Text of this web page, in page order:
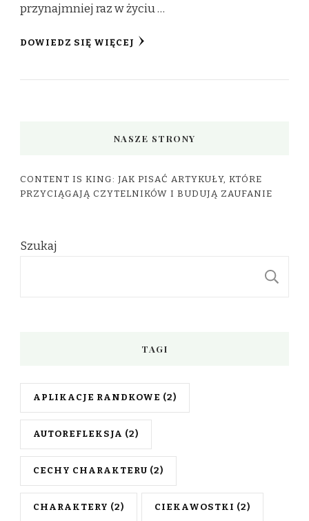
przynajmniej raz w życiu …
DOWIEDZ SIĘ WIĘCEJ
NASZE STRONY
CONTENT IS KING: JAK PISAĆ ARTYKUŁY, KTÓRE
PRZYCIĄGAJĄ CZYTELNIKÓW I BUDUJĄ ZAUFANIE
Szukaj
TAGI
APLIKACJE RANDKOWE (2)
AUTOREFLEKSJA (2)
CECHY CHARAKTERU (2)
CHARAKTERY (2) CIEKAWOSTKI (2)